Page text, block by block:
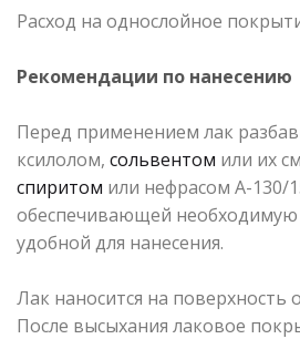
Расход на однослойное
Рекомендации по нанесению
Перед применением лак
ксилолом, сольвентом или их
спиритом или нефрасом А-130/
обеспечивающей
удобной для нанесения.
Лак наносится на поверхность
После высыхания лаковое